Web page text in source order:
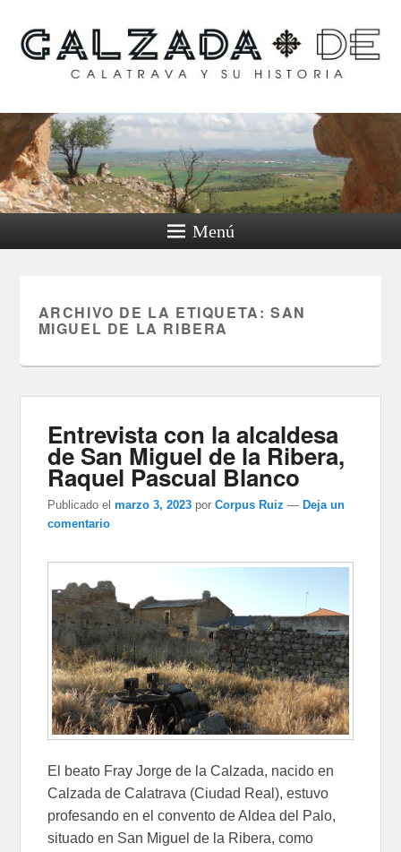
Calzada de Calatrava y
su historia
Menú
ARCHIVO DE LA ETIQUETA: SAN
MIGUEL DE LA RIBERA
Entrevista con la alcaldesa
de San Miguel de la Ribera,
Raquel Pascual Blanco
Publicado el marzo 3, 2023 porCorpus Ruiz — Deja un
comentario
El beato Fray Jorge de la Calzada, nacido en
Calzada de Calatrava (Ciudad Real), estuvo
profesando en el convento de Aldea del Palo,
situado en San Miguel de la Ribera, como